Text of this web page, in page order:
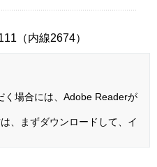
（内線2674）
く場合には、Adobe Readerが
、まずダウンロードして、イ